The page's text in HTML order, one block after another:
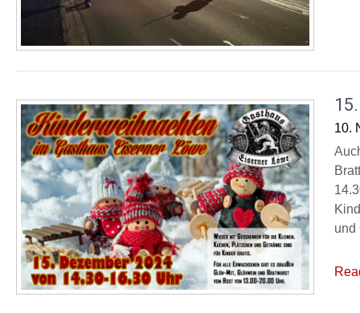
10.
und